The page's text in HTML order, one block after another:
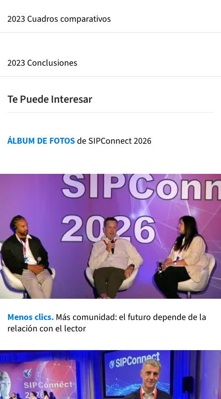
2023 Cuadros comparativos
2023 Conclusiones
Te Puede Interesar
ÁLBUM DE FOTOSde SIPConnect 2026
Menos clics. Más comunidad: el futuro depende de la
relación con el lector